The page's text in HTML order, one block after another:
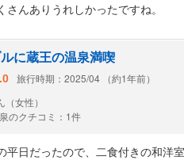
さんありうれしかったですね。
に蔵王の温泉満喫
旅行時期：2025/04 （約1年前）
（女性）
のクチコミ：1件
平日だったので、二食付きの和洋